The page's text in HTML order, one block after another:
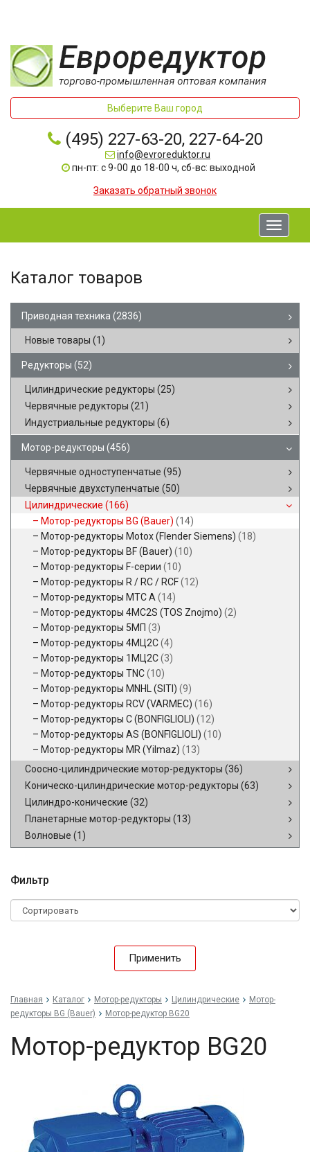
Выберите Ваш город
(495) 227-63-20, 227-64-20
info@evroreduktor.ru
пн-пт: с 9-00 до 18-00 ч, сб-вс: выходной
Заказать обратный звонок
Toggle
Каталог товаров
Приводная техника (2836)
Новые товары (1)
Редукторы (52)
Цилиндрические редукторы (25)
Червячные редукторы (21)
Индустриальные редукторы (6)
Мотор-редукторы (456)
Червячные одноступенчатые (95)
Червячные двухступенчатые (50)
Цилиндрические (166)
Мотор-редукторы BG (Bauer) (14)
Мотор-редукторы Motox (Flender Siemens) (18)
Мотор-редукторы BF (Bauer) (10)
Мотор-редукторы F-серии (10)
Мотор-редукторы R / RC / RCF(12)
Мотор-редукторы MTC A (14)
Мотор-редукторы 4MC2S (TOS Znojmo) (2)
Мотор-редукторы 5МП (3)
Мотор-редукторы 4МЦ2С(4)
Мотор-редукторы 1МЦ2С(3)
Мотор-редукторы TNC(10)
Мотор-редукторы MNHL (SITI) (9)
Мотор-редукторы RCV (VARMEC) (16)
Мотор-редукторы C (BONFIGLIOLI) (12)
Мотор-редукторы AS (BONFIGLIOLI) (10)
Мотор-редукторы MR (Yilmaz) (13)
Соосно-цилиндрические мотор-редукторы (36)
Коническо-цилиндрические мотор-редукторы (63)
Цилиндро-конические (32)
Планетарные мотор-редукторы (13)
Волновые (1)
Фильтр
Применить
Главная Каталог Мотор-редукторы Цилиндрические
Мотор-
редукторы BG (Bauer)
Мотор-редуктор BG20
Мотор-редуктор BG20